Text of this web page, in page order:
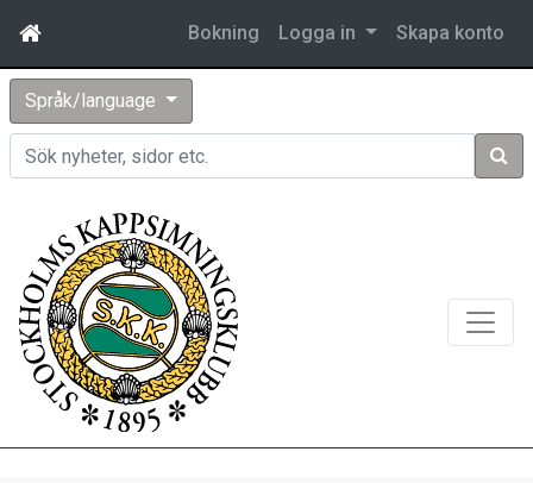
Bokning Logga in Skapa konto
Språk/language
Sök